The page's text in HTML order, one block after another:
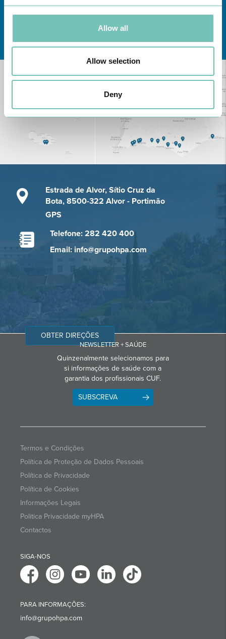
Allow all
Allow selection
Deny
Conheça todas as Unidades de saúde CUF
Estrada de Alvor, Sítio Cruz da
Bota, 8500-322 Alvor - Portimão
GPS
Telefone: 282 420 400
Email: info@grupohpa.com
OBTER DIREÇÕES
NEWSLETTER + SAÚDE
Quinzenalmente selecionamos para
si informações de saúde com a
garantia dos profissionais CUF.
SUBSCREVA
Termos e Condições
Política de Proteção de Dados Pessoais
Política de Privacidade
Política de Cookies
Informações Legais
Politica Privacidade myHPA
Contactos
SIGA-NOS
PARA INFORMAÇÕES:
info@grupohpa.com